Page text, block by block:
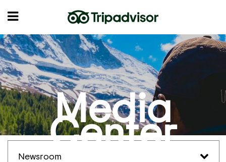
Media
Center
Newsroom